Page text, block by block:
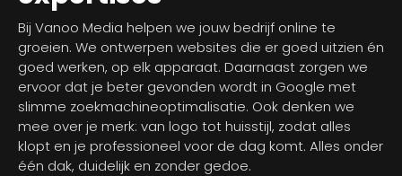
Bij Vanoo Media helpen we jouw bedrijf online te
groeien. We ontwerpen websites die er goed uitzien én
goed werken, op elk apparaat. Daarnaast zorgen we
ervoor dat je beter gevonden wordt in Google met
slimme zoekmachineoptimalisatie. Ook denken we
mee over je merk: van logo tot huisstijl, zodat alles
klopt en je professioneel voor de dag komt. Alles onder
één dak, duidelijk en zonder gedoe.